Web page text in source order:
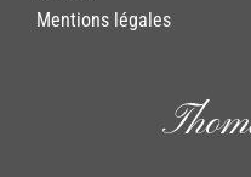
Mentions légales